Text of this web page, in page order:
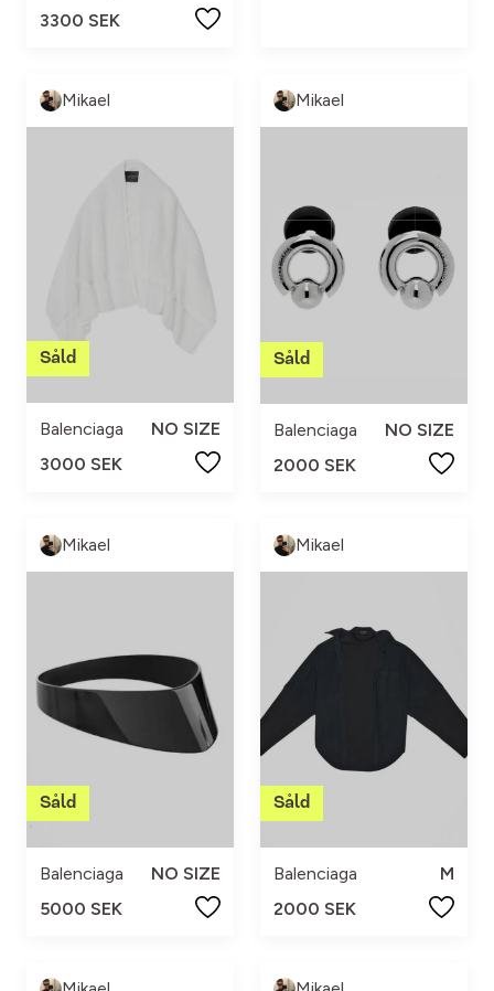
3300 SEK
Mikael
Balenciaga
NO SIZE
3000 SEK
Mikael
Balenciaga
NO SIZE
2000 SEK
Mikael
Balenciaga
NO SIZE
5000 SEK
Mikael
Balenciaga
M
2000 SEK